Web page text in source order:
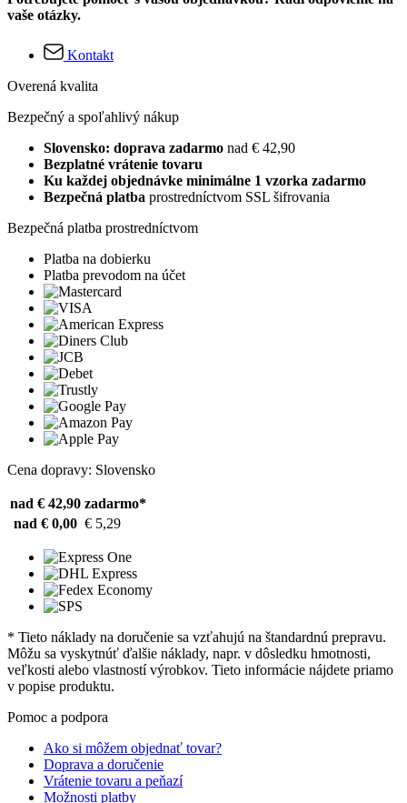
vaše otázky.
Kontakt
Overená kvalita
Bezpečný a spoľahlivý nákup
Slovensko: doprava zadarmo nad € 42,90
Bezplatné vrátenie tovaru
Ku každej objednávke minimálne 1 vzorka zadarmo
Bezpečná platba prostredníctvom SSL šifrovania
Bezpečná platba prostredníctvom
Platba na dobierku
Platba prevodom na účet
Cena dopravy: Slovensko
nad € 42,90 zadarmo*
nad € 0,00 € 5,29
* Tieto náklady na doručenie sa vzťahujú na štandardnú prepravu.
Môžu sa vyskytnúť ďalšie náklady, napr. v dôsledku hmotnosti,
veľkosti alebo vlastností výrobkov. Tieto informácie nájdete priamo
v popise produktu.
Pomoc a podpora
Ako si môžem objednať tovar?
Doprava a doručenie
Vrátenie tovaru a peňazí
Možnosti platby